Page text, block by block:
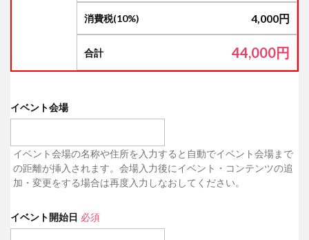
消費税(10%) 4,000円
合計 44,000円
イベント会場
イベント会場の名称や住所を入力すると自動でイベント会場まで
の距離が挿入されます。会場入力後にイベント・コンテンツの追
加・変更をする場合は再度入力しなおしてください。
イベント開始日 必須